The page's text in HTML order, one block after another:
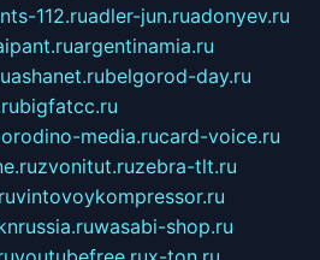
112.ruadler-jun.ruadonyev.ru
argentinamia.ru
ashanet.rubelgorod-day.ru
bigfatcc.ru
media.rucard-voice.ru
zvonitut.ruzebra-tlt.ru
vintovoykompressor.ru
wasabi-shop.ru